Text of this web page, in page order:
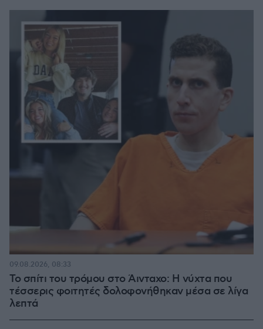
Το σπίτι του τρόμου στο Άινταχο: Η νύχτα που
τέσσερις φοιτητές δολοφονήθηκαν μέσα σε λίγα
λεπτά
09.08.2026, 08:33